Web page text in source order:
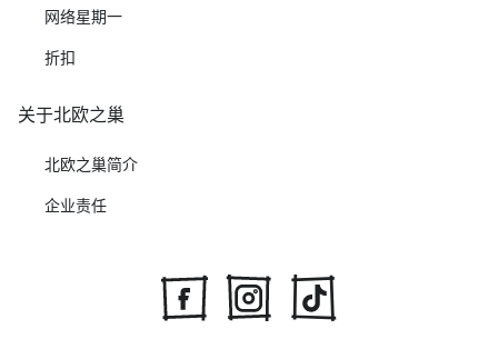
网络星期一
折扣
关于北欧之巢
北欧之巢简介
企业责任